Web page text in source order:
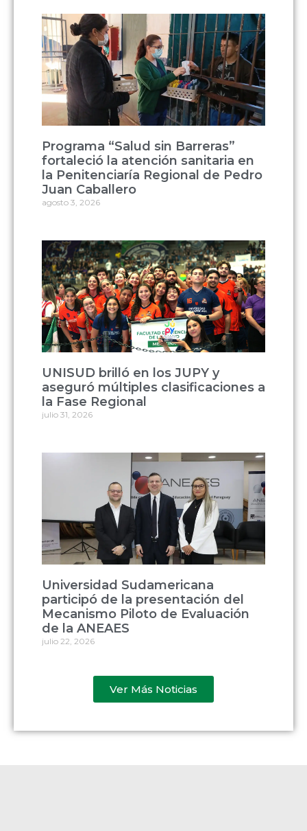
Programa “Salud sin Barreras”
fortaleció la atención sanitaria en
la Penitenciaría Regional de Pedro
Juan Caballero
agosto 3, 2026
UNISUD brilló en los JUPY y
aseguró múltiples clasificaciones a
la Fase Regional
julio 31, 2026
Universidad Sudamericana
participó de la presentación del
Mecanismo Piloto de Evaluación
de la ANEAES
julio 22, 2026
Ver Más Noticias